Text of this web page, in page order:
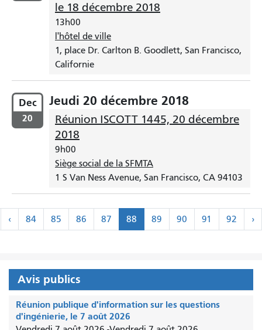
le 18 décembre 2018
13h00
l'hôtel de ville
1, place Dr. Carlton B. Goodlett, San Francisco,
Californie
Dec
20
Jeudi 20 décembre 2018
Réunion ISCOTT 1445, 20 décembre
2018
9h00
Siège social de la SFMTA
1 S Van Ness Avenue, San Francisco, CA 94103
Pagination
‹‹
Précédent
84 85 86 87 88 89 90 91 92 ›
›
Avis publics
Réunion publique d'information sur les questions
d'ingénierie, le 7 août 2026